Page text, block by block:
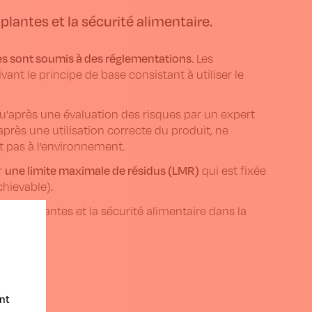
et la sécurité alimentaire.
sont soumis à des réglementations. Les
le principe de base consistant à utiliser le
une évaluation des risques par un expert
une utilisation correcte du produit, ne
à l'environnement.
une limite maximale de résidus (LMR) qui est fixée
des plantes et la sécurité alimentaire dans la